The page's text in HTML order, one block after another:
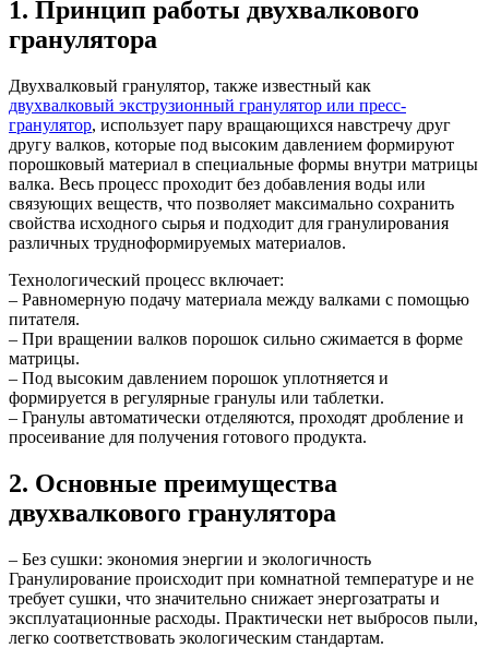
1. Принцип работы двухвалкового
гранулятора
Двухвалковый гранулятор, также известный как
двухвалковый экструзионный гранулятор или пресс-
гранулятор, использует пару вращающихся навстречу друг
другу валков, которые под высоким давлением формируют
порошковый материал в специальные формы внутри матрицы
валка. Весь процесс проходит без добавления воды или
связующих веществ, что позволяет максимально сохранить
свойства исходного сырья и подходит для гранулирования
различных трудноформируемых материалов.
Технологический процесс включает:
– Равномерную подачу материала между валками с помощью
питателя.
– При вращении валков порошок сильно сжимается в форме
матрицы.
– Под высоким давлением порошок уплотняется и
формируется в регулярные гранулы или таблетки.
– Гранулы автоматически отделяются, проходят дробление и
просеивание для получения готового продукта.
2. Основные преимущества
двухвалкового гранулятора
– Без сушки: экономия энергии и экологичность
Гранулирование происходит при комнатной температуре и не
требует сушки, что значительно снижает энергозатраты и
эксплуатационные расходы. Практически нет выбросов пыли,
легко соответствовать экологическим стандартам.